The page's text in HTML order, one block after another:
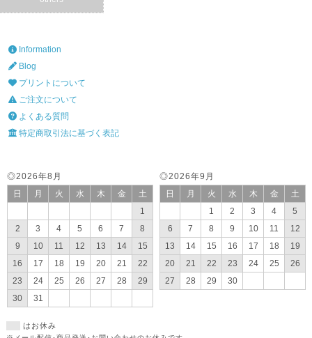
Information
Blog
プリントについて
ご注文について
よくある質問
特定商取引法に基づく表記
◎2026年9月
日
月 火 水 木 金
土
1
2 3 4
5
6
7 8 9 10 11
12
13
14 15 16 17 18
19
20
21 22 23 24 25
26
27
28 29 30
◎2026年8月
日
月 火 水 木 金
土
1
2
3 4 5 6 7
8
9
10 11 12 13 14
15
16
17 18 19 20 21
22
23
24 25 26 27 28
29
30
31
はお休み